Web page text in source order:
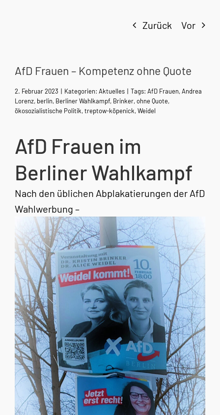
Zurück Vor
AfD Frauen – Kompetenz ohne Quote
2. Februar 2023 | Kategorien: Aktuelles | Tags: AfD Frauen,Andrea
Lorenz, berlin, Berliner Wahlkampf, Brinker,ohne Quote,
ökosozialistische Politik,treptow-köpenick,Weidel
AfD Frauen im
Berliner Wahlkampf
Nach den üblichen Abplakatierungen der AfD
Wahlwerbung –